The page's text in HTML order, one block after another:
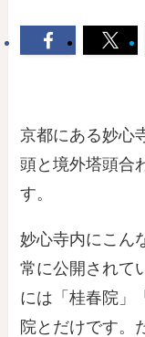
京都にある妙心
頭と境外塔頭合
す。
妙心寺内にこん
常に公開されて
には「桂春院」
院とだけです。